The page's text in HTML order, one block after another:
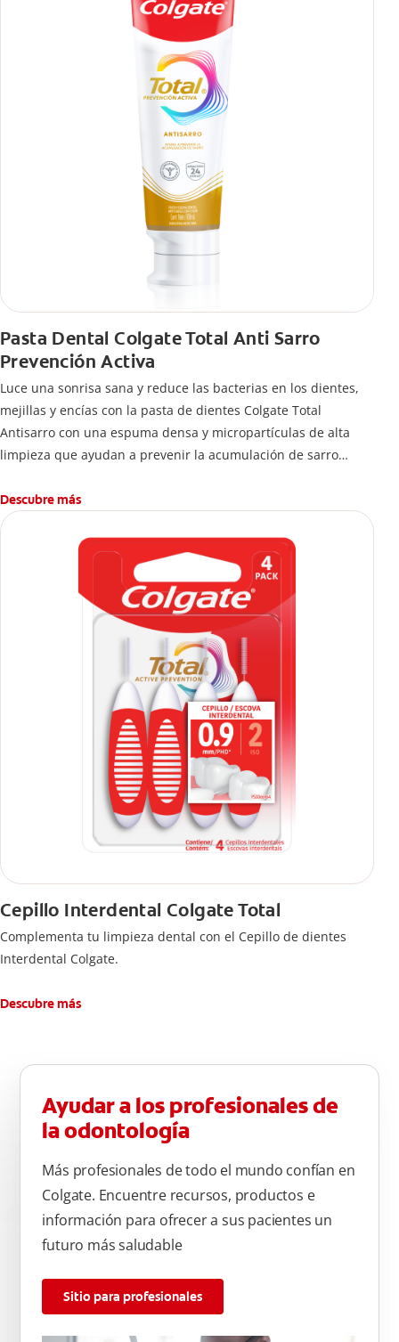
Pasta Dental Colgate Total Anti Sarro
Prevención Activa
Luce una sonrisa sana y reduce las bacterias en los dientes,
mejillas y encías con la pasta de dientes Colgate Total
Antisarro con una espuma densa y micropartículas de alta
limpieza que ayudan a prevenir la acumulación de sarro
Descubre más
Cepillo Interdental Colgate Total
Complementa tu limpieza dental con el Cepillo de dientes
Interdental Colgate.
Descubre más
Ayudar a los profesionales de
la odontología
Más profesionales de todo el mundo confían en
Colgate. Encuentre recursos, productos e
información para ofrecer a sus pacientes un
futuro más saludable
Sitio para profesionales